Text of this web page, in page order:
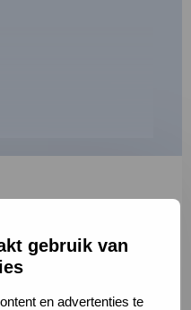
gebruik van
en advertenties te
aan